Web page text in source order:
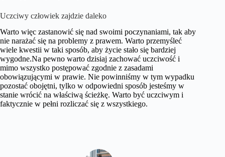
Uczciwy człowiek zajdzie daleko
Warto więc zastanowić się nad swoimi poczynaniami, tak aby
nie narażać się na problemy z prawem. Warto przemyśleć
wiele kwestii w taki sposób, aby życie stało się bardziej
wygodne.Na pewno warto dzisiaj zachować uczciwość i
mimo wszystko postępować zgodnie z zasadami
obowiązującymi w prawie. Nie powinniśmy w tym wypadku
pozostać obojętni, tylko w odpowiedni sposób jesteśmy w
stanie wrócić na właściwą ścieżkę. Warto być uczciwym i
faktycznie w pełni rozliczać się z wszystkiego.